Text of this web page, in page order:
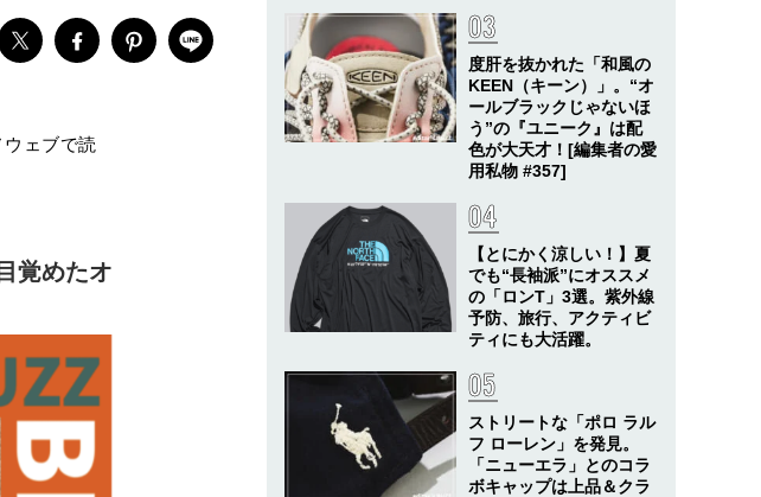
ェブで読
覚めたオ
度肝を抜かれた「和風の
KEEN（キーン）」。“オ
ールブラックじゃないほ
う”の『ユニーク』は配
色が大天才！[編集者の愛
用私物 #357]
【とにかく涼しい！】夏
でも“長袖派”にオススメ
の「ロンT」3選。紫外線
予防、旅行、アクティビ
ティにも大活躍。
ストリートな「ポロ ラル
フ ローレン」を発見。
「ニューエラ」とのコラ
ボキャップは上品＆クラ